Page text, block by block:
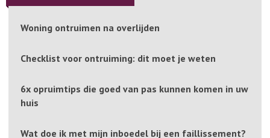
Woning ontruimen na overlijden
Checklist voor ontruiming: dit moet je weten
6x opruimtips die goed van pas kunnen komen in uw
huis
Wat doe ik met mijn inboedel bij een faillissement?